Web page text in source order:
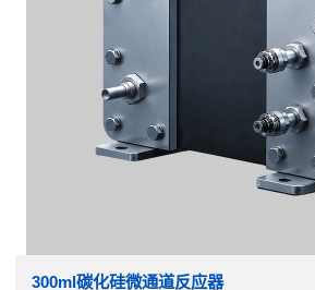
300ml碳化硅微通道反应器